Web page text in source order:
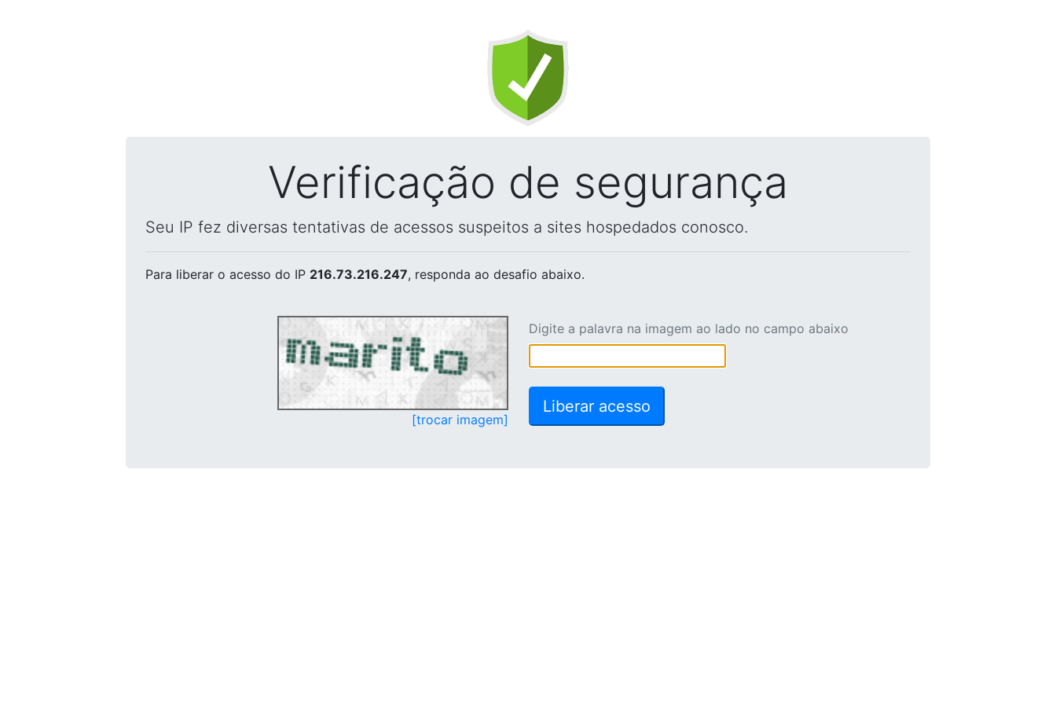
Verificação de segurança
Seu IP fez diversas tentativas de acessos suspeitos a sites hospedados conosco.
Para liberar o acesso do IP 216.73.216.247, responda ao desafio abaixo.
[trocar imagem]
Digite a palavra na imagem ao lado no campo abaixo